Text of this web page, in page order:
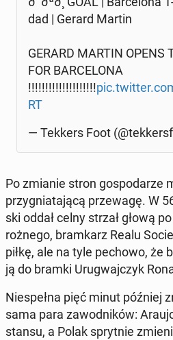
dad | Gerard Martin
GERARD MARTIN OPENS
FOR BAR­CE­LO­NA
!!!!!!!!!!!!!!!!!!!!
RT
— Tekkers Foot
Po zmianie stron go­spo­da­rze
przy­gnia­ta­ją­cą prze­wa­gę. W
ski oddał celny strzał głową
rożnego, bram­karz Realu
piłkę, ale na tyle pechowo, że
ją do bramki Uru­gwaj­czyk
Nie­speł­na pięć minut później
sama para za­wod­ni­ków:
stan­su, a Polak spryt­nie